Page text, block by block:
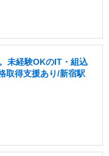
未経験OKのIT・組込
取得支援あり/新宿駅